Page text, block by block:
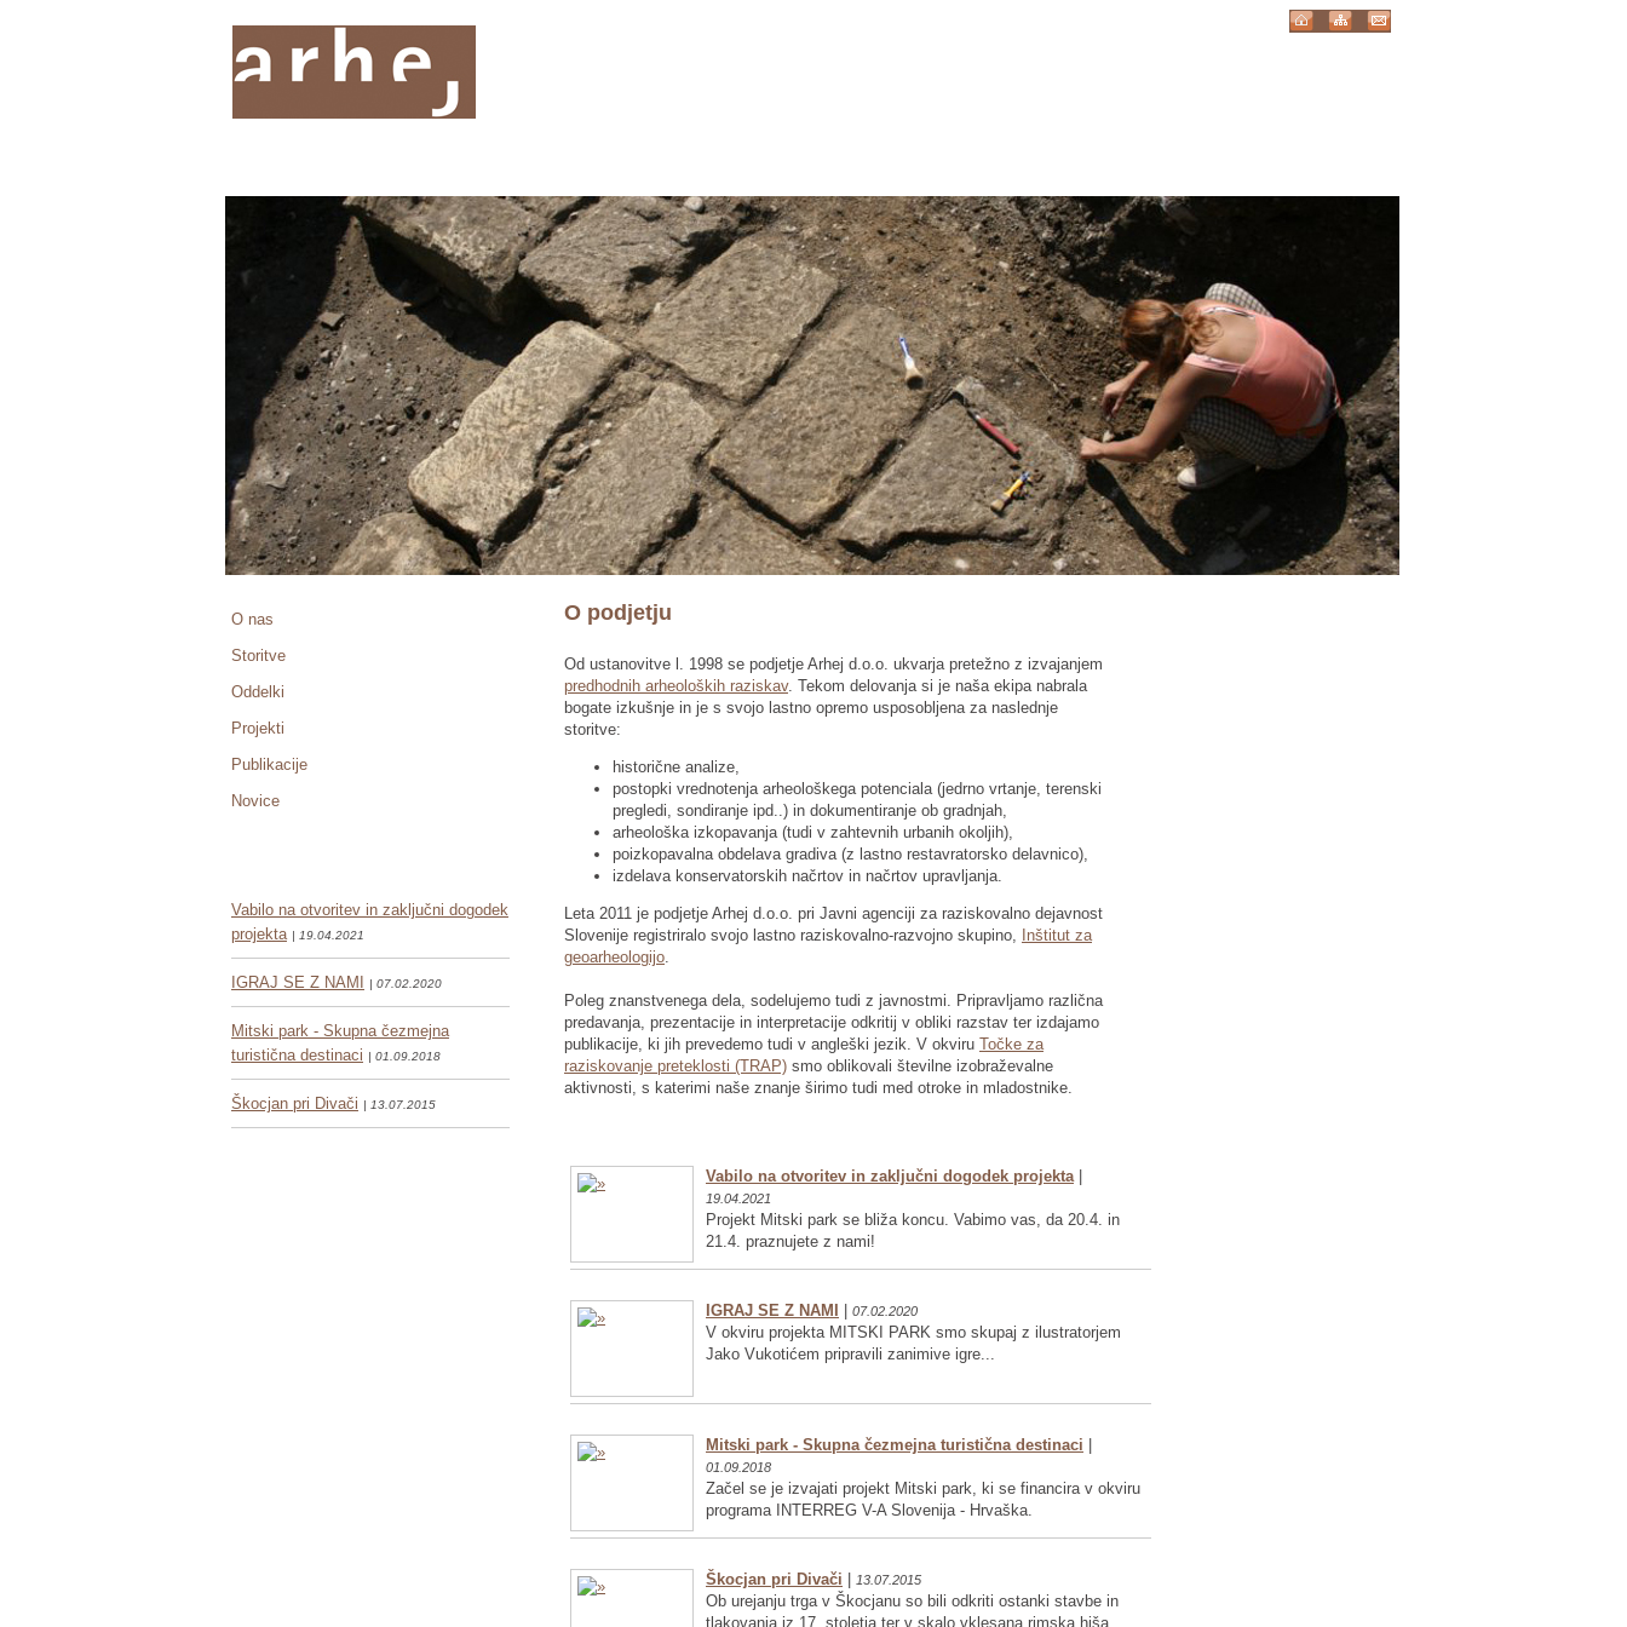
O nas
Storitve
Oddelki
Projekti
Publikacije
Novice
Vabilo na otvoritev in zaključni dogodek
projekta | 19.04.2021
IGRAJ SE Z NAMI | 07.02.2020
Mitski park - Skupna čezmejna
turistična destinaci | 01.09.2018
Škocjan pri Divači | 13.07.2015
O podjetju
Od ustanovitve l. 1998 se podjetje Arhej d.o.o. ukvarja pretežno z izvajanjem
predhodnih arheoloških raziskav. Tekom delovanja si je naša ekipa nabrala
bogate izkušnje in je s svojo lastno opremo usposobljena za naslednje
storitve:
historične analize,
postopki vrednotenja arheološkega potenciala (jedrno vrtanje, terenski
pregledi, sondiranje ipd..) in dokumentiranje ob gradnjah,
arheološka izkopavanja (tudi v zahtevnih urbanih okoljih),
poizkopavalna obdelava gradiva (z lastno restavratorsko delavnico),
izdelava konservatorskih načrtov in načrtov upravljanja.
Leta 2011 je podjetje Arhej d.o.o. pri Javni agenciji za raziskovalno dejavnost
Slovenije registriralo svojo lastno raziskovalno-razvojno skupino,
Inštitut za
geoarheologijo.
Poleg znanstvenega dela, sodelujemo tudi z javnostmi. Pripravljamo različna
predavanja, prezentacije in interpretacije odkritij v obliki razstav ter izdajamo
publikacije, ki jih prevedemo tudi v angleški jezik. V okviru Točke za
raziskovanje preteklosti (TRAP) smo oblikovali številne izobraževalne
aktivnosti, s katerimi naše znanje širimo tudi med otroke in mladostnike.
Vabilo na otvoritev in zaključni dogodek projekta|
19.04.2021
Projekt Mitski park se bliža koncu. Vabimo vas, da 20.4. in
21.4. praznujete z nami!
IGRAJ SE Z NAMI 07.02.2020
V okviru projekta MITSKI PARK smo skupaj z ilustratorjem
Jako Vukotićem pripravili zanimive igre...
Mitski park - Skupna čezmejna turistična destinaci
01.09.2018
Začel se je izvajati projekt Mitski park, ki se financira v okviru
programa INTERREG V-A Slovenija - Hrvaška.
Škocjan pri Divači 13.07.2015
Ob urejanju trga v Škocjanu so bili odkriti ostanki stavbe in
tlakovanja iz 17. stoletja ter v skalo vklesana rimska hiša.